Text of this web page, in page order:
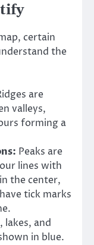
certain
the
are
valleys,
forming a
Peaks are
lines with
the center,
tick marks
lakes, and
in blue.